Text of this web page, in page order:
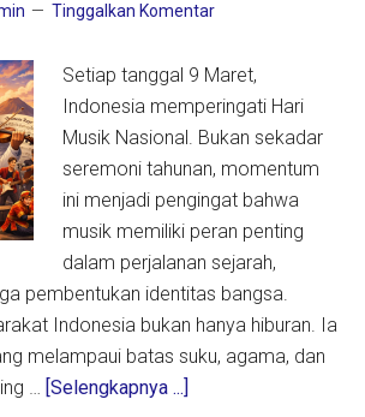
Tinggalkan Komentar
Setiap tanggal 9 Maret,
Indonesia memperingati Hari
Musik Nasional. Bukan sekadar
seremoni tahunan, momentum
ini menjadi pengingat bahwa
musik memiliki peran penting
dalam perjalanan sejarah,
pembentukan identitas bangsa.
Indonesia bukan hanya hiburan. Ia
melampaui batas suku, agama, dan
… [Selengkapnya ...]